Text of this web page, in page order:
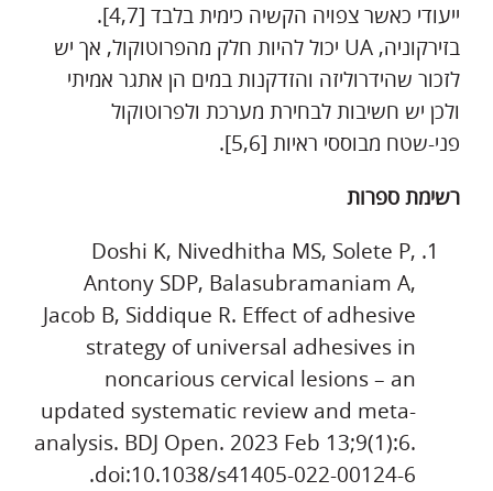
ייעודי כאשר צפויה הקשיה כימית בלבד [4,7].
בזירקוניה, UA יכול להיות חלק מהפרוטוקול, אך יש
לזכור שהידרוליזה והזדקנות במים הן אתגר אמיתי
ולכן יש חשיבות לבחירת מערכת ולפרוטוקול
פני-שטח מבוססי ראיות [5,6].
רשימת ספרות
Doshi K, Nivedhitha MS, Solete P,
Antony SDP, Balasubramaniam A,
Jacob B, Siddique R. Effect of adhesive
strategy of universal adhesives in
noncarious cervical lesions – an
updated systematic review and meta-
analysis. BDJ Open. 2023 Feb 13;9(1):6.
doi:10.1038/s41405-022-00124-6.